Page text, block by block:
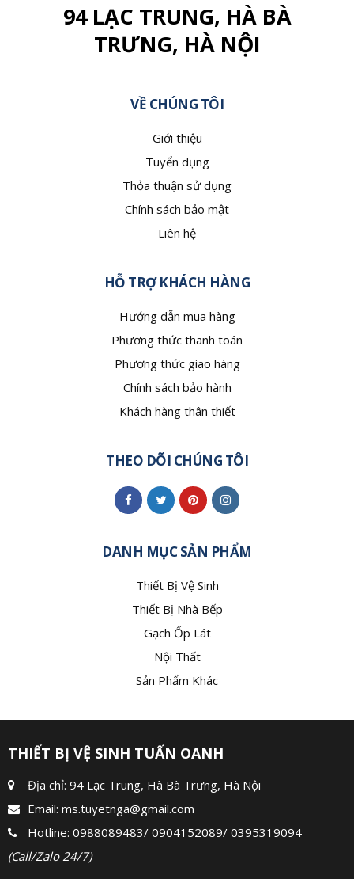
94 LẠC TRUNG, HÀ BÀ
TRƯNG, HÀ NỘI
VỀ CHÚNG TÔI
Giới thiệu
Tuyển dụng
Thỏa thuận sử dụng
Chính sách bảo mật
Liên hệ
HỖ TRỢ KHÁCH HÀNG
Hướng dẫn mua hàng
Phương thức thanh toán
Phương thức giao hàng
Chính sách bảo hành
Khách hàng thân thiết
THEO DÕI CHÚNG TÔI
DANH MỤC SẢN PHẨM
Thiết Bị Vệ Sinh
Thiết Bị Nhà Bếp
Gạch Ốp Lát
Nội Thất
Sản Phẩm Khác
THIẾT BỊ VỆ SINH TUẤN OANH
Địa chỉ: 94 Lạc Trung, Hà Bà Trưng, Hà Nội
Email: ms.tuyetnga@gmail.com
Hotline: 0988089483/ 0904152089/ 0395319094
(Call/Zalo 24/7)